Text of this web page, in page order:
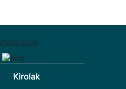
Kirolak